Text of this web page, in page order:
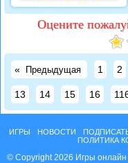
Оцените
« Предыдущая 1 2
13 14 15 16
ИГРЫ НОВОСТИ
ПОЛИТИКА
© Copyright 2026 Игры онлайн